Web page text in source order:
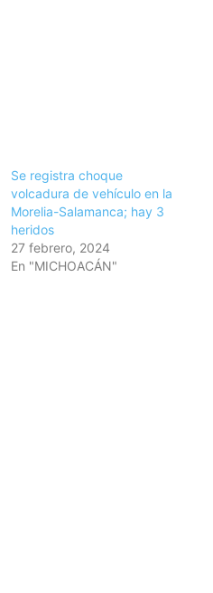
Se registra choque
volcadura de vehículo en la
Morelia-Salamanca; hay 3
heridos
27 febrero, 2024
En "MICHOACÁN"